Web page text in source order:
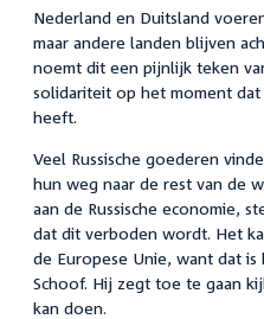
Nederland en Duitsland
maar andere landen blijven
noemt dit een pijnlijk teken
solidariteit op het moment
heeft.
Veel Russische goederen
hun weg naar de rest van de
aan de Russische economie,
dat dit verboden wordt. Het
de Europese Unie, want dat
Schoof. Hij zegt toe te gaan
kan doen.